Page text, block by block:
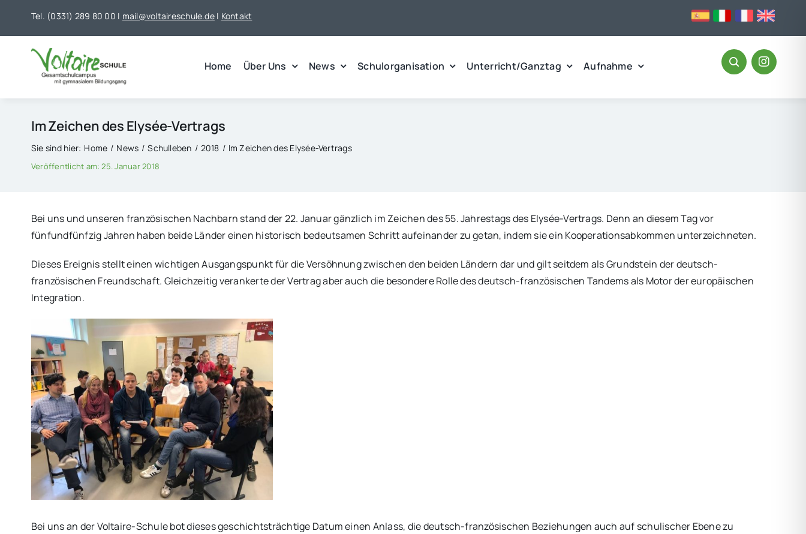
Tel. (0331) 289 80 00 | mail@voltaireschule.de| Kontakt
Home Über Uns News Schulorganisation Unterricht/Ganztag Aufnahme
Im Zeichen des Elysée-Vertrags
Sie sind hier: Home News Schulleben 2018 Im Zeichen des Elysée-Vertrags
Veröffentlicht am: 25. Januar 2018
Bei uns und unseren französischen Nachbarn stand der 22. Januar gänzlich im Zeichen des 55. Jahrestags des Elysée-Vertrags. Denn an diesem Tag vor
fünfundfünfzig Jahren haben beide Länder einen historisch bedeutsamen Schritt aufeinander zu getan, indem sie ein Kooperationsabkommen unterzeichneten.
Dieses Ereignis stellt einen wichtigen Ausgangspunkt für die Versöhnung zwischen den beiden Ländern dar und gilt seitdem als Grundstein der deutsch-
französischen Freundschaft. Gleichzeitig verankerte der Vertrag aber auch die besondere Rolle des deutsch-französischen Tandems als Motor der europäischen
Integration.
Bei uns an der Voltaire-Schule bot dieses geschichtsträchtige Datum einen Anlass, die deutsch-französischen Beziehungen auch auf schulischer Ebene zu